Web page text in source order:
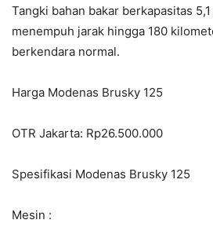
Tangki bahan bakar berkapasitas
menempuh jarak hingga 180
berkendara normal.
Harga Modenas Brusky 125
OTR Jakarta: Rp26.500.000
Spesifikasi Modenas Brusky 125
Mesin :